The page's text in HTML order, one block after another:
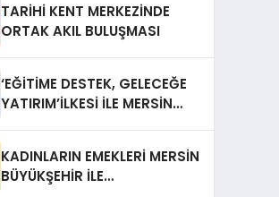
TARİHİ KENT MERKEZİNDE
ORTAK AKIL BULUŞMASI
‘EĞİTİME DESTEK, GELECEĞE
YATIRIM’İLKESİ İLE MERSİN
KADINLARIN EMEKLERİ MERSİN
BÜYÜKŞEHİR İLE